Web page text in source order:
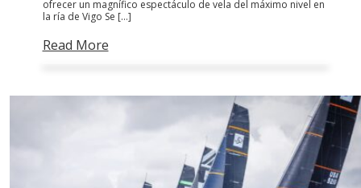
ofrecer un magnífico espectáculo de vela del máximo nivel en
la ría de Vigo Se […]
Read More